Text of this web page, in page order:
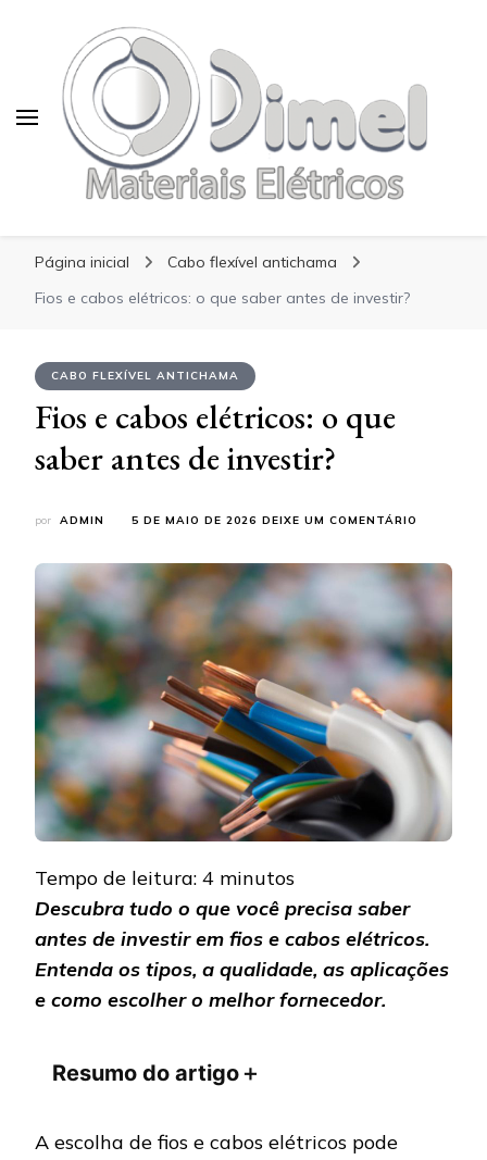
Blog Dimel
Página inicial
Cabo flexível antichama
Fios e cabos elétricos: o que saber antes de investir?
CABO FLEXÍVEL ANTICHAMA
Fios e cabos elétricos: o que
saber antes de investir?
por ADMIN 5 DE MAIO DE 2026 DEIXE UM COMENTÁRIO
CABOS
QUE
SABER
ANTES
INVESTIR?
Tempo de leitura: 4 minutos
Descubra tudo o que você precisa saber
antes de investir em fios e cabos elétricos.
Entenda os tipos, a qualidade, as aplicações
e como escolher o melhor fornecedor.
Resumo do artigo＋
A escolha de fios e cabos elétricos pode